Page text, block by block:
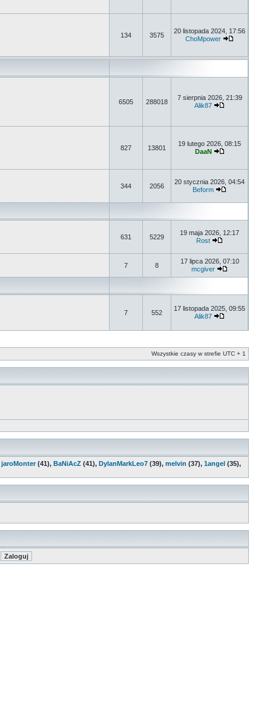
134 3575
20 listopada 2024, 17:56
ChoMpower
6505 288018
7 sierpnia 2026, 21:39
Alik87
827 13801
19 lutego 2026, 08:15
DaaN
344 2056
20 stycznia 2026, 04:54
Beform
631 5229
19 maja 2026, 12:17
Rost
7 8
17 lipca 2026, 07:10
mcgiver
7 552
17 listopada 2025, 09:55
Alik87
Wszystkie czasy w strefie UTC + 1
jaroMonter(41), BaNiAcZ (41), DylanMarkLeo7 (39), melvin (37), 1angel (35),